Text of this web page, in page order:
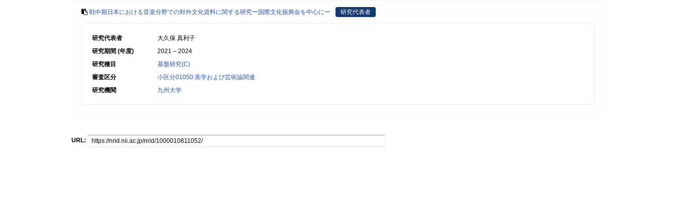
戦中期日本における音楽分野での対外文化資料に関する研究ー国際文化振興会を中心にー 研究代表者
研究代表者
大久保 真利子
研究期間 (年度)
2021 – 2024
研究種目
基盤研究(C)
審査区分
小区分01050:美学および芸術論関連
研究機関
九州大学
URL: